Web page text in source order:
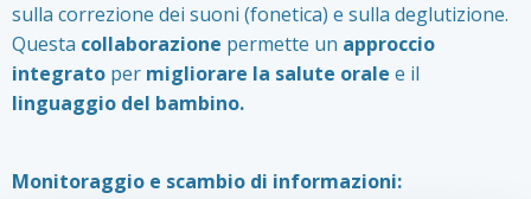
sulla correzione dei suoni (fonetica) e sulla deglutizione.
Questa collaborazione permette un approccio
integrato per migliorare la salute orale e il
linguaggio del bambino.
Monitoraggio e scambio di informazioni: